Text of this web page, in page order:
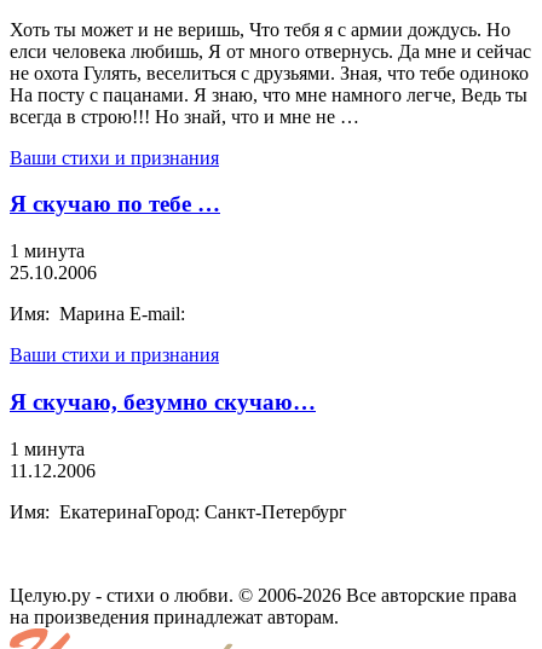
Хоть ты может и не веришь, Что тебя я с армии дождусь. Но
елси человека любишь, Я от много отвернусь. Да мне и сейчас
не охота Гулять, веселиться с друзьями. Зная, что тебе одиноко
На посту с пацанами. Я знаю, что мне намного легче, Ведь ты
всегда в строю!!! Но знай, что и мне не …
Ваши стихи и признания
Я скучаю по тебе …
1 минута
25.10.2006
Имя: Марина E-mail:
Ваши стихи и признания
Я скучаю, безумно скучаю…
1 минута
11.12.2006
Имя: ЕкатеринаГород: Санкт-Петербург
Целую.ру - стихи о любви. © 2006-2026 Все авторские права
на произведения принадлежат авторам.